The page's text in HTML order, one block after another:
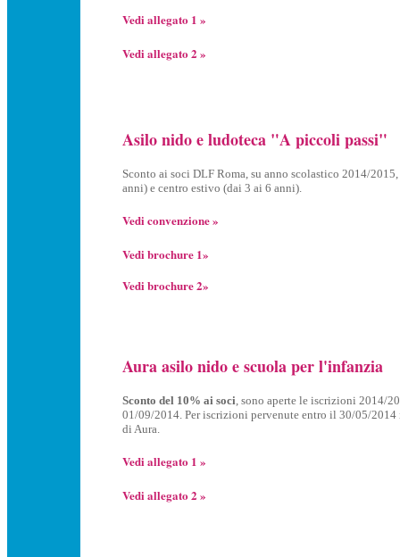
Vedi allegato 1 »
Vedi allegato 2 »
Asilo nido e ludoteca "A piccoli passi"
Sconto ai soci DLF Roma, su anno scolastico 2014/
anni) e centro estivo (dai 3 ai 6 anni).
Vedi convenzione »
Vedi brochure 1»
Vedi brochure 2»
Aura asilo nido e scuola per l'infanzia
Sconto del 10% ai soci, sono aperte le iscrizioni 2014/
01/09/2014. Per iscrizioni pervenute entro il 30/05/
di Aura.
Vedi allegato 1 »
Vedi allegato 2 »